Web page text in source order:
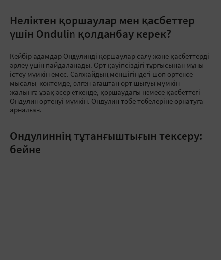
Неліктен қоршаулар мен қасбеттер
үшін Ondulin қолданбау керек?
Кейбір адамдар Ондулинді қоршаулар салу және қасбеттерді
әрлеу үшін пайдаланады. Өрт қауіпсіздігі тұрғысынан мұны
істеу мүмкін емес. Саяжайдың меншігіндегі шөп өртенсе —
мысалы, көктемде, өлген ағаштан өрт шығуы мүмкін —
жалынға ұзақ әсер еткенде, қоршаудағы немесе қасбеттегі
Ондулин өртенуі мүмкін. Ондулин төбе төбелеріне орнатуға
арналған.
Ондулиннің тұтанғыштығын тексеру:
бейне